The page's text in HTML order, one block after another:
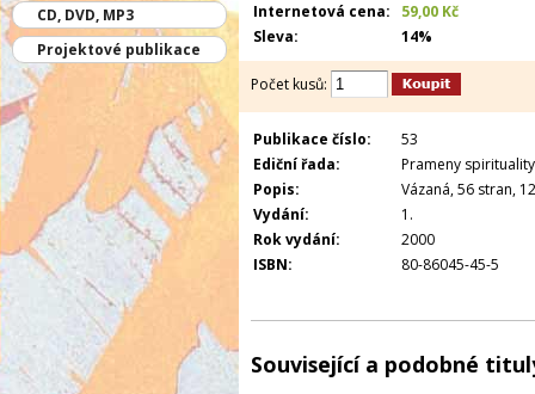
CD, DVD, MP3
Projektové publikace
Internetová cena:
59,00 Kč
Sleva:
14%
Počet kusů:
Publikace číslo:
53
Ediční řada:
Prameny
Popis:
Vázaná, 56 stran,
Vydání:
1.
Rok vydání:
2000
ISBN:
80-86045-45-5
Související a podobné